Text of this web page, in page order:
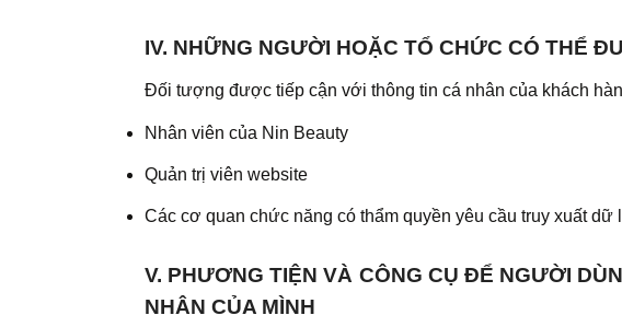
IV. NHỮNG NGƯỜI HOẶC TỔ CHỨC CÓ THỂ
Đối tượng được tiếp cận với thông tin cá nhân của khách
Nhân viên của Nin Beauty
Quản trị viên website
Các cơ quan chức năng có thẩm quyền yêu cầu truy xuất dữ
V. PHƯƠNG TIỆN VÀ CÔNG CỤ ĐỂ NGƯỜI
NHÂN CỦA MÌNH